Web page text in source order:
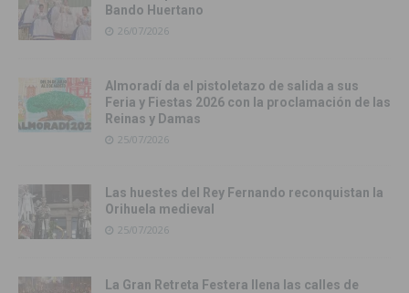
Bando Huertano
26/07/2026
Almoradí da el pistoletazo de salida a sus
Feria y Fiestas 2026 con la proclamación de las
Reinas y Damas
25/07/2026
Las huestes del Rey Fernando reconquistan la
Orihuela medieval
25/07/2026
La Gran Retreta Festera llena las calles de